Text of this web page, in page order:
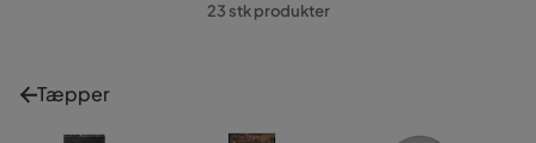
23 stk produkter
Tæpper